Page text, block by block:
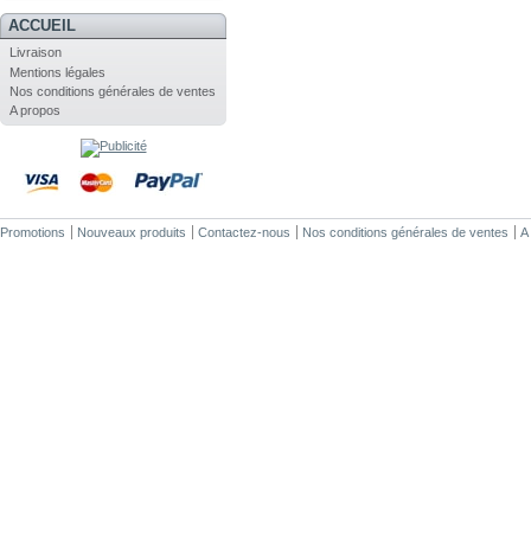
ACCUEIL
Livraison
Mentions légales
Nos conditions générales de ventes
A propos
Promotions Nouveaux produits Contactez-nous Nos conditions générales de ventes A